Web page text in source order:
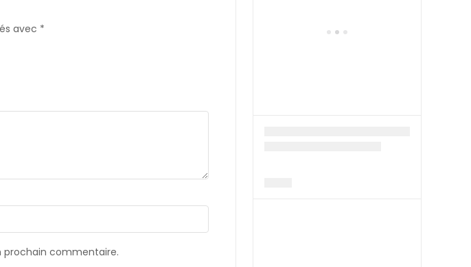
avec *
prochain commentaire.